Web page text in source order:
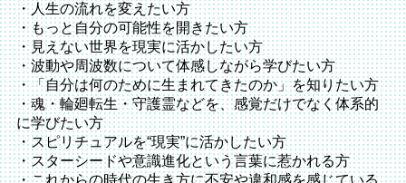
・人生の流れを変えたい方
・もっと自分の可能性を開きたい方
・見えない世界を現実に活かしたい方
・波動や周波数について体感しながら学びたい方
・「自分は何のために生まれてきたのか」を知りたい方
・魂・輪廻転生・守護霊などを、感覚だけでなく体系的
に学びたい方
・スピリチュアルを“現実”に活かしたい方
・スターシードや意識進化という言葉に惹かれる方